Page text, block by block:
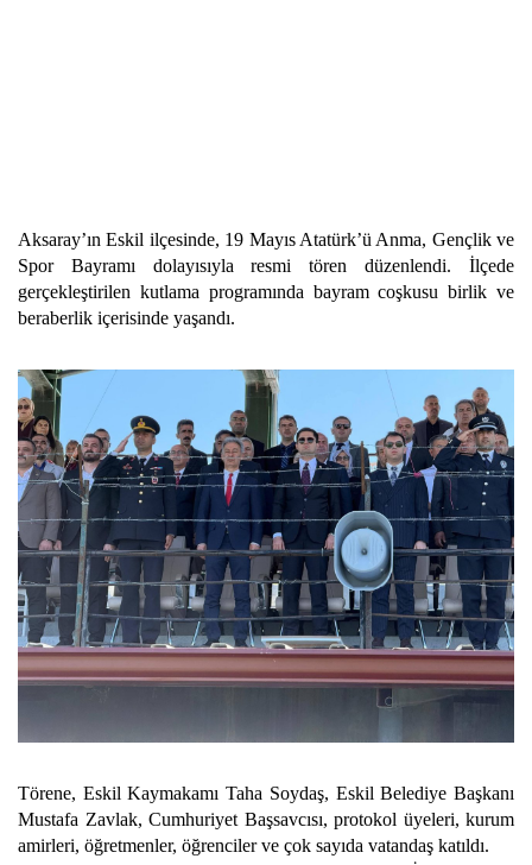
Aksaray’ın Eskil ilçesinde, 19 Mayıs Atatürk’ü Anma, Gençlik ve
Spor Bayramı dolayısıyla resmi tören düzenlendi. İlçede
gerçekleştirilen kutlama programında bayram coşkusu birlik ve
beraberlik içerisinde yaşandı.
Törene, Eskil Kaymakamı Taha Soydaş, Eskil Belediye Başkanı
Mustafa Zavlak, Cumhuriyet Başsavcısı, protokol üyeleri, kurum
amirleri, öğretmenler, öğrenciler ve çok sayıda vatandaş katıldı.